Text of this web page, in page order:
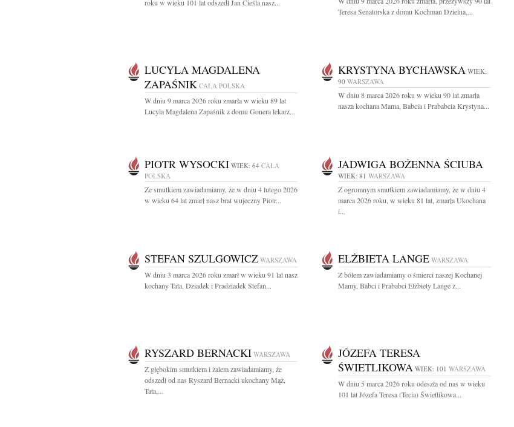
roku w wieku 101 lat odszedł Jan Cieśla nasz...
Teresa Senatorska z domu Kochman Dzielna,...
LUCYLA MAGDALENA
ZAPAŚNIK CAŁA POLSKA
W dniu 9 marca 2026 roku zmarła w wieku 89 lat
Lucyla Magdalena Zapaśnik z domu Gonera lekarz...
KRYSTYNA BYCHAWSKA WIEK:
90 WARSZAWA
W dniu 8 marca 2026 roku w wieku 90 lat zmarła
nasza kochana Mama, Babcia i Prababcia Krystyna...
PIOTR WYSOCKI WIEK: 64 CAŁA
POLSKA
Ze smutkiem zawiadamiamy, że w dniu 4 lutego 2026
w wieku 64 lat zmarł nasz brat wujeczny Piotr...
JADWIGA BOŻENNA ŚCIUBA
WIEK: 81 WARSZAWA
Z ogromnym smutkiem zawiadamiamy, że w dniu 4
marca 2026 roku, w wieku 81 lat, zmarła Ukochana
i...
STEFAN SZULGOWICZ WARSZAWA
W dniu 3 marca 2026 roku zmarł w wieku 91 lat nasz
kochany Tata, Dziadek i Pradziadek Stefan...
ELŻBIETA LANGE WARSZAWA
Z bólem zawiadamiamy o śmierci naszej Kochanej
Mamy, Babci i Prababci Elżbiety Lange z...
RYSZARD BERNACKI WARSZAWA
Z głębokim smutkiem i żalem zawiadamiamy, że
odszedł od nas Ryszard Bernacki ukochany Mąż,
Tata,...
JÓZEFA TERESA
ŚWIETLIKOWA WIEK: 101 WARSZAWA
W dniu 5 marca 2026 roku odeszła od nas w wieku
101 lat Józefa Teresa (Tecia) Świetlikowa...